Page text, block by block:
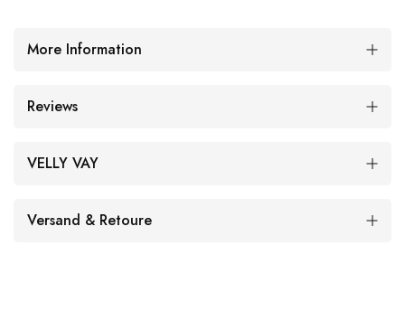
More Information
Reviews
VELLY VAY
Versand & Retoure